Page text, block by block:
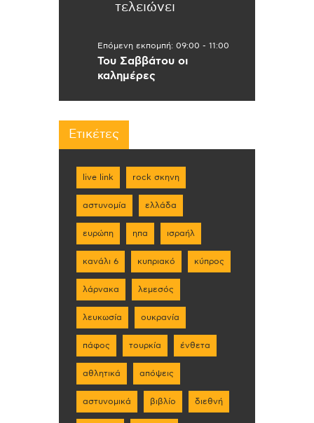
τελειώνει
Επόμενη εκπομπή: 09:00 - 11:00
Του Σαββάτου οι
καλημέρες
Ετικέτες
live link rock σκηνη
αστυνομία ελλάδα
ευρώπη ηπα ισραήλ
κανάλι 6 κυπριακό κύπρος
λάρνακα λεμεσός
λευκωσία ουκρανία
πάφος τουρκία ένθετα
αθλητικά απόψεις
αστυνομικά βιβλίο διεθνή